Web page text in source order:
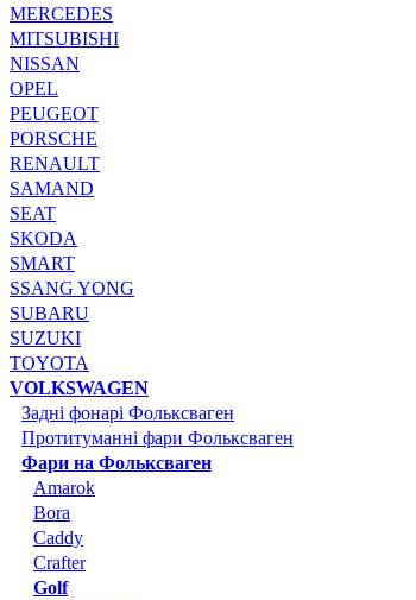
MERCEDES
MITSUBISHI
NISSAN
OPEL
PEUGEOT
PORSCHE
RENAULT
SAMAND
SEAT
SKODA
SMART
SSANG YONG
SUBARU
SUZUKI
TOYOTA
VOLKSWAGEN
Задні фонарі Фольксваген
Протитуманні фари Фольксваген
Фари на Фольксваген
Amarok
Bora
Caddy
Crafter
Golf